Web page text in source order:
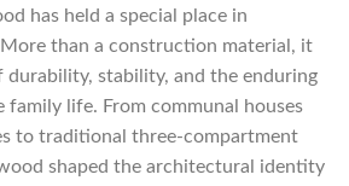
has held a special place in
than a construction material, it
durability, stability, and the enduring
family life. From communal houses
to traditional three-compartment
shaped the architectural identity